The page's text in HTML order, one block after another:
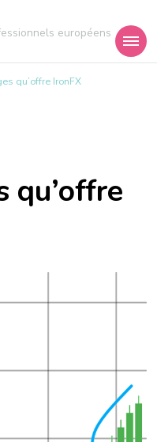
européens
qu’offre IronFX
qu’offre